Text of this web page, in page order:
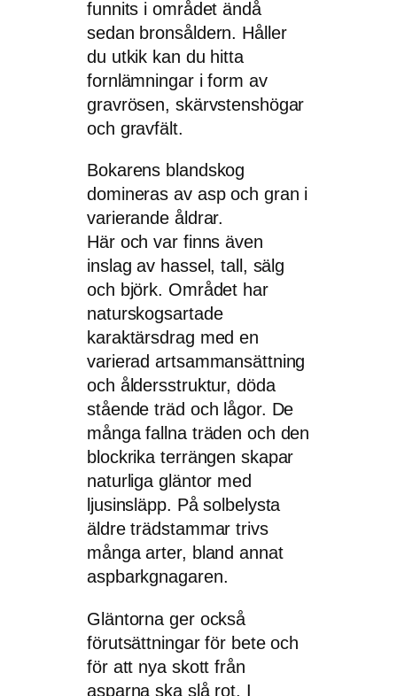
funnits i området ändå
sedan bronsåldern. Håller
du utkik kan du hitta
fornlämningar i form av
gravrösen, skärvstenshögar
och gravfält.
Bokarens blandskog
domineras av asp och gran i
varierande åldrar.
Här och var finns även
inslag av hassel, tall, sälg
och björk. Området har
naturskogsartade
karaktärsdrag med en
varierad artsammansättning
och åldersstruktur, döda
stående träd och lågor. De
många fallna träden och den
blockrika terrängen skapar
naturliga gläntor med
ljusinsläpp. På solbelysta
äldre trädstammar trivs
många arter, bland annat
aspbarkgnagaren.
Gläntorna ger också
förutsättningar för bete och
för att nya skott från
asparna ska slå rot. I